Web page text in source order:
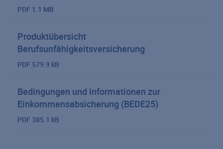
PDF 1.1 MB
Produktübersicht
Berufsunfähigkeitsversicherung
PDF 579.9 kB
Bedingungen und Informationen zur
Einkommensabsicherung (BEDE25)
PDF 385.1 kB